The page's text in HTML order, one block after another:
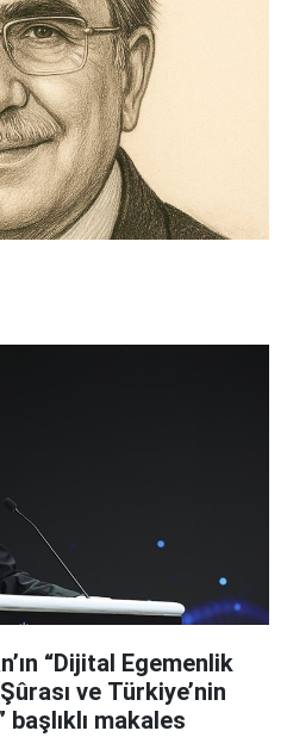
“Dijital Egemenlik
ve Türkiye’nin
makales